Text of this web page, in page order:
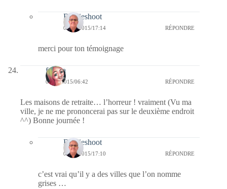
Bernieshoot
08/01/2015/17:14 RÉPONDRE
merci pour ton témoignage
fedora
06/01/2015/06:42 RÉPONDRE
Les maisons de retraite… l’horreur ! vraiment (Vu ma
ville, je ne me prononcerai pas sur le deuxième endroit
^^) Bonne journée !
Bernieshoot
08/01/2015/17:10 RÉPONDRE
c’est vrai qu’il y a des villes que l’on nomme
grises …